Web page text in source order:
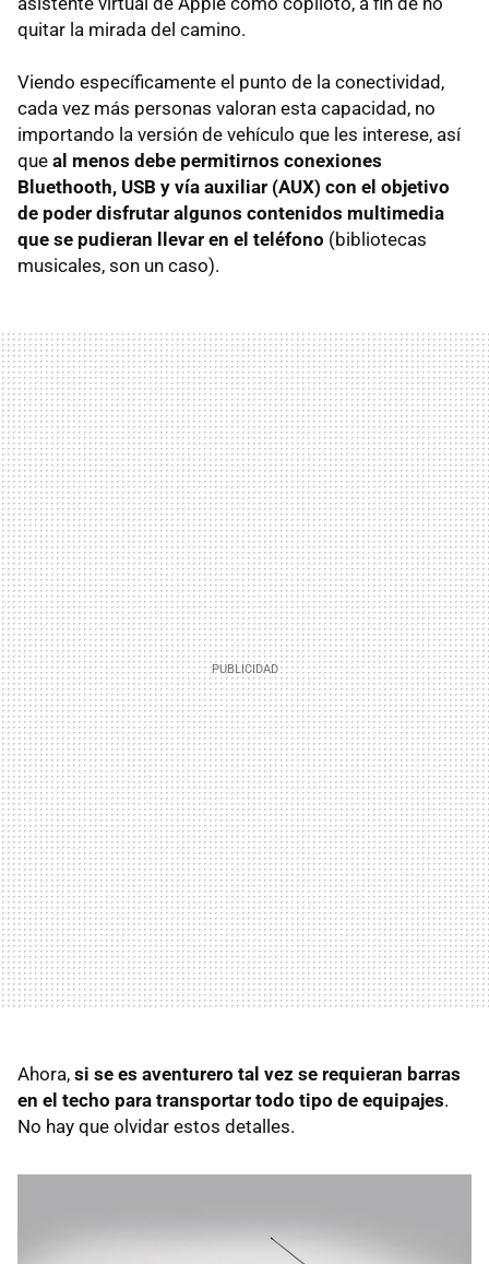
quitar la mirada del camino.
Viendo específicamente el punto de la conectividad,
cada vez más personas valoran esta capacidad, no
importando la versión de vehículo que les interese, así
que al menos debe permitirnos conexiones
Bluethooth, USB y vía auxiliar (AUX) con el objetivo
de poder disfrutar algunos contenidos multimedia
que se pudieran llevar en el teléfono (bibliotecas
musicales, son un caso).
Ahora, si se es aventurero tal vez se requieran barras
en el techo para transportar todo tipo de equipajes.
No hay que olvidar estos detalles.